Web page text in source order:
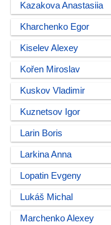
Kazakova Anastasiia
Kharchenko Egor
Kiselev Alexey
Kořen Miroslav
Kuskov Vladimir
Kuznetsov Igor
Larin Boris
Larkina Anna
Lopatin Evgeny
Lukáš Michal
Marchenko Alexey